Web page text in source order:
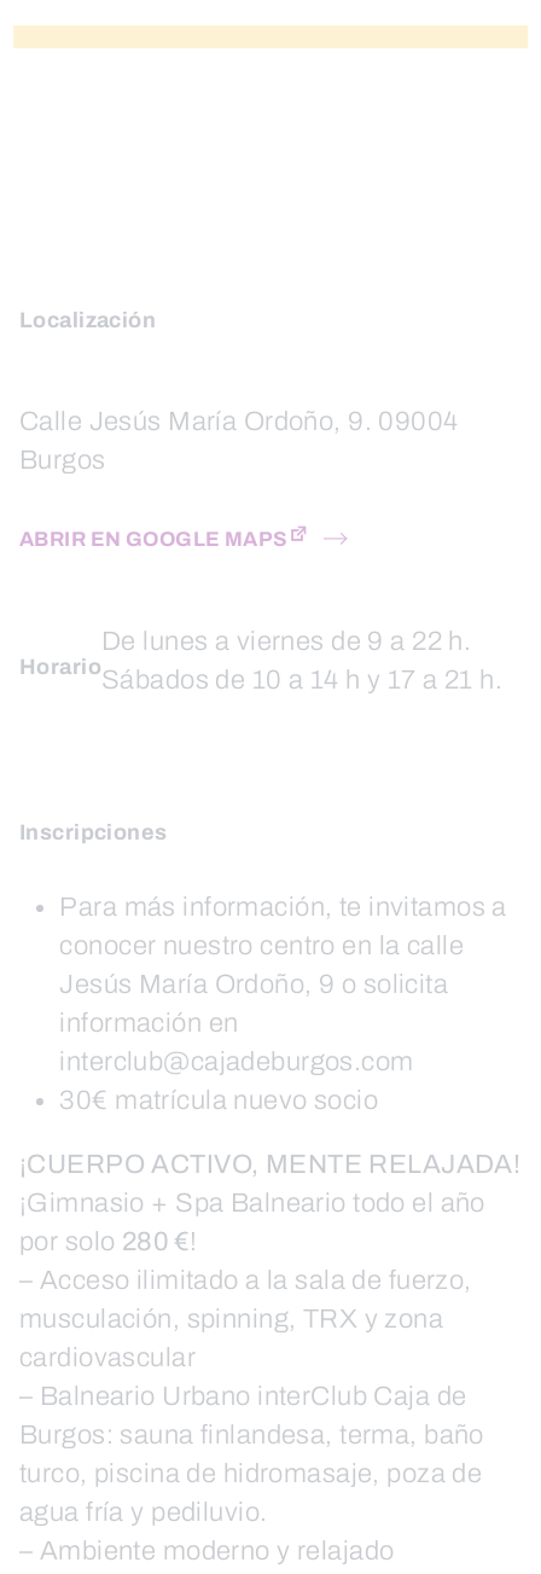
Localización
Calle Jesús María Ordoño, 9. 09004
Burgos
ABRIR EN GOOGLE MAPS
Horario
De lunes a viernes de 9 a 22 h.
Sábados de 10 a 14 h y 17 a 21 h.
Inscripciones
Para más información, te invitamos a
conocer nuestro centro en la calle
Jesús María Ordoño, 9 o solicita
información en
interclub@cajadeburgos.com
30€ matrícula nuevo socio
¡CUERPO ACTIVO, MENTE RELAJADA!
¡Gimnasio + Spa Balneario todo el año
por solo 280 €!
– Acceso ilimitado a la sala de fuerzo,
musculación, spinning, TRX y zona
cardiovascular
– Balneario Urbano interClub Caja de
Burgos: sauna finlandesa, terma, baño
turco, piscina de hidromasaje, poza de
agua fría y pediluvio.
– Ambiente moderno y relajado